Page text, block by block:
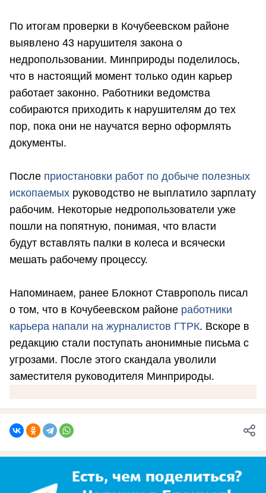
По итогам проверки в Кочубеевском районе
выявлено 43 нарушителя закона о
недропользовании. Минприроды поделилось,
что в настоящий момент только один карьер
работает законно. Работники ведомства
собираются приходить к нарушителям до тех
пор, пока они не научатся верно оформлять
документы.
После приостановки работ по добыче полезных
ископаемых руководство не выплатило зарплату
рабочим. Некоторые недропользователи уже
пошли на попятную, понимая, что власти
будут вставлять палки в колеса и всячески
мешать рабочему процессу.
Напоминаем, ранее Блокнот Ставрополь писал
о том, что в Кочубеевском районе работники
карьера напали на журналистов ГТРК. Вскоре в
редакцию стали поступать анонимные письма с
угрозами. После этого скандала уволили
заместителя руководителя Минприроды.